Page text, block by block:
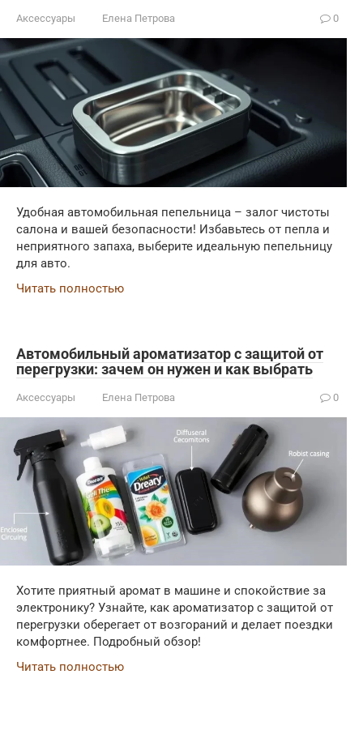
Аксессуары Елена Петрова 0
Удобная автомобильная пепельница – залог чистоты
салона и вашей безопасности! Избавьтесь от пепла и
неприятного запаха, выберите идеальную пепельницу
для авто.
Читать полностью
Автомобильный ароматизатор с защитой от
перегрузки: зачем он нужен и как выбрать
Аксессуары Елена Петрова 0
Хотите приятный аромат в машине и спокойствие за
электронику? Узнайте, как ароматизатор с защитой от
перегрузки оберегает от возгораний и делает поездки
комфортнее. Подробный обзор!
Читать полностью